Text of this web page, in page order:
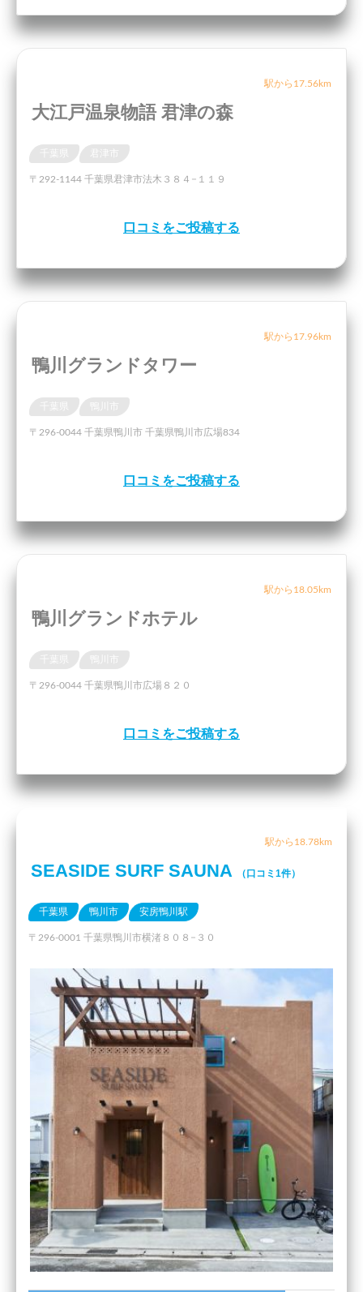
駅から17.56km
大江戸温泉物語 君津の森
千葉県
〒292-1144 千葉県君津市法木３８４−１１９
口コミをご投稿する
駅から17.96km
鴨川グランドタワー
千葉県
〒296-0044 千葉県鴨川市 千葉県鴨川市広場834
口コミをご投稿する
駅から18.05km
鴨川グランドホテル
千葉県
〒296-0044 千葉県鴨川市広場８２０
口コミをご投稿する
駅から18.78km
SEASIDE SURF SAUNA （口コミ1件）
千葉県 鴨川市 安房鴨川駅
〒296-0001 千葉県鴨川市横渚８０８−３０